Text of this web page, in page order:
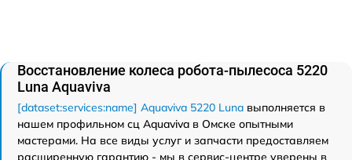
Восстановление колеса робота-пылесоса 5220
Luna Aquaviva
[dataset:services:name] Aquaviva 5220 Luna выполняется в
нашем профильном сц Aquaviva в Омске опытными
мастерами. На все виды услуг и запчасти предоставляем
расширенную гарантию - мы в сервис-центре уверены в